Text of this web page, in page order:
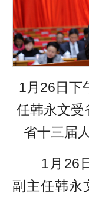
1月26日下
任韩永文受
省十三届
1月26日
副主任韩永